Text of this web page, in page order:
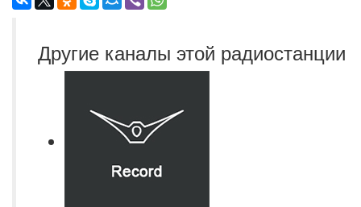
Другие каналы этой радиостанции